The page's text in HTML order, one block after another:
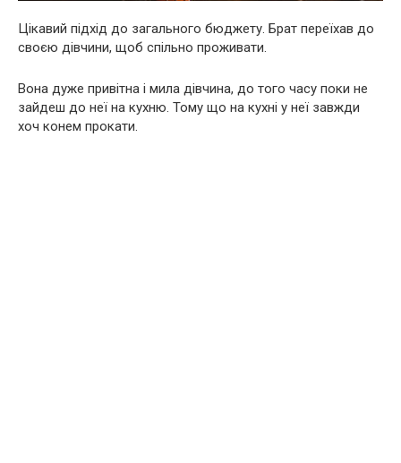
Цікавий підхід до загального бюджету. Брат переїхав до
своєю дівчини, щоб спільно проживати.
Вона дуже привітна і мила дівчина, до того часу поки не
зайдеш до неї на кухню. Тому що на кухні у неї завжди
хоч конем прокати.